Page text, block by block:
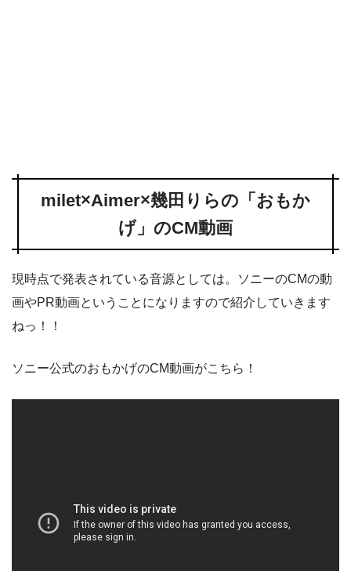
milet×Aimer×幾田りらの「おもか
げ」のCM動画
現時点で発表されている音源としては。ソニーのCMの動
画やPR動画ということになりますので紹介していきます
ねっ！！
ソニー公式のおもかげのCM動画がこちら！